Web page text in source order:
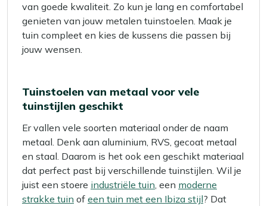
van goede kwaliteit. Zo kun je lang en comfortabel
genieten van jouw metalen tuinstoelen. Maak je
tuin compleet en kies de kussens die passen bij
jouw wensen.
Tuinstoelen van metaal voor vele
tuinstijlen geschikt
Er vallen vele soorten materiaal onder de naam
metaal. Denk aan aluminium, RVS, gecoat metaal
en staal. Daarom is het ook een geschikt materiaal
dat perfect past bij verschillende tuinstijlen. Wil je
juist een stoere industriële tuin , een moderne
strakke tuin of een tuin met een Ibiza stijl? Dat